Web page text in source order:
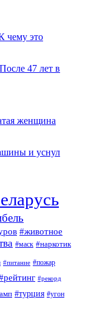
чему это
47 лет в
женщина
и уснул
#животное
#маск #наркотик
#питание #пожар
#рекорд
#турция #угон